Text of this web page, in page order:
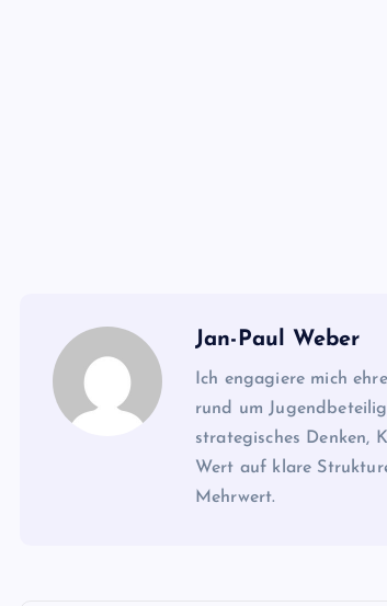
Jan-Paul Weber
Ich engagiere mich
rund um
strategisches Denken,
Wert auf klare
Mehrwert.